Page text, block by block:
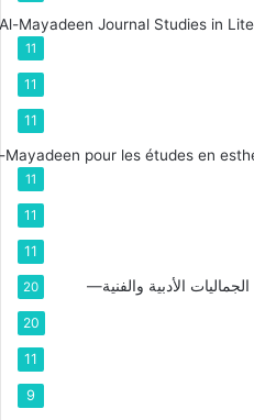
11
11
11
11
11
11
الأدبية والفنية— 20
20
11
9